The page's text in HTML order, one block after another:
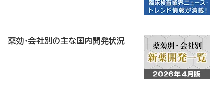
薬効・会社別の主な国内開発状況